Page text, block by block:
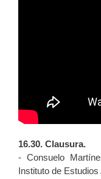
16.30. Clausura.
- Consuelo
Instituto de